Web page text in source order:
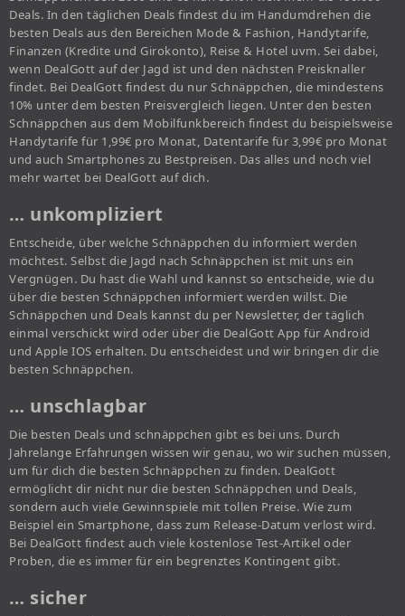
Deals. In den täglichen Deals findest du im Handumdrehen die
besten Deals aus den Bereichen Mode & Fashion, Handytarife,
Finanzen (Kredite und Girokonto), Reise & Hotel uvm. Sei dabei,
wenn DealGott auf der Jagd ist und den nächsten Preisknaller
findet. Bei DealGott findest du nur Schnäppchen, die mindestens
10% unter dem besten Preisvergleich liegen. Unter den besten
Schnäppchen aus dem Mobilfunkbereich findest du beispielsweise
Handytarife für 1,99€ pro Monat, Datentarife für 3,99€ pro Monat
und auch Smartphones zu Bestpreisen. Das alles und noch viel
mehr wartet bei DealGott auf dich.
… unkompliziert
Entscheide, über welche Schnäppchen du informiert werden
möchtest. Selbst die Jagd nach Schnäppchen ist mit uns ein
Vergnügen. Du hast die Wahl und kannst so entscheide, wie du
über die besten Schnäppchen informiert werden willst. Die
Schnäppchen und Deals kannst du per Newsletter, der täglich
einmal verschickt wird oder über die DealGott App für Android
und Apple IOS erhalten. Du entscheidest und wir bringen dir die
besten Schnäppchen.
… unschlagbar
Die besten Deals und schnäppchen gibt es bei uns. Durch
Jahrelange Erfahrungen wissen wir genau, wo wir suchen müssen,
um für dich die besten Schnäppchen zu finden. DealGott
ermöglicht dir nicht nur die besten Schnäppchen und Deals,
sondern auch viele Gewinnspiele mit tollen Preise. Wie zum
Beispiel ein Smartphone, dass zum Release-Datum verlost wird.
Bei DealGott findest auch viele kostenlose Test-Artikel oder
Proben, die es immer für ein begrenztes Kontingent gibt.
… sicher